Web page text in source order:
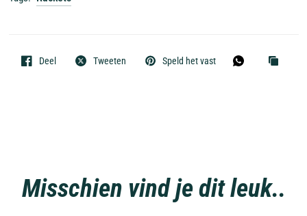
Deel Tweeten Speld het vast
Misschien vind je dit leuk..